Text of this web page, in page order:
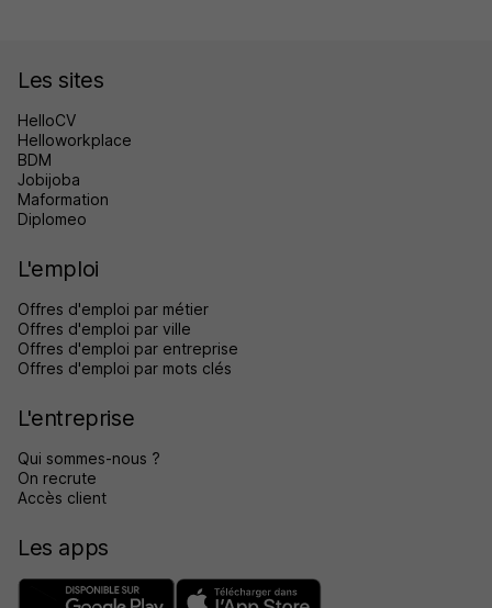
Les sites
HelloCV
Helloworkplace
BDM
Jobijoba
Maformation
Diplomeo
L'emploi
Offres d'emploi par métier
Offres d'emploi par ville
Offres d'emploi par entreprise
Offres d'emploi par mots clés
L'entreprise
Qui sommes-nous ?
On recrute
Accès client
Les apps